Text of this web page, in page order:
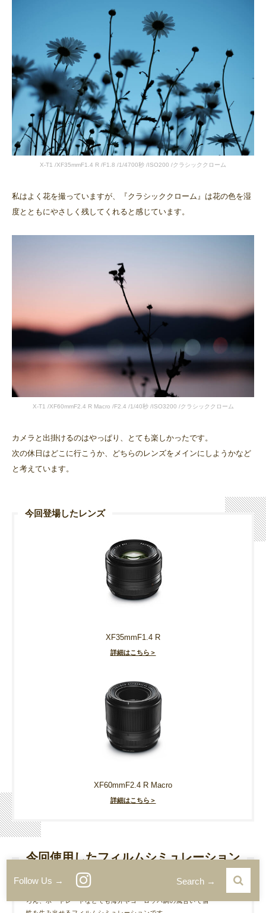
Follow Us → Search →
X-T1 /XF35mmF1.4 R /F1.8 /1/4700秒 /ISO200 /クラシッククローム
私はよく花を撮っていますが、『クラシッククローム』は花の色を湿
度とともにやさしく残してくれると感じています。
X-T1 /XF60mmF2.4 R Macro /F2.4 /1/40秒 /ISO3200 /クラシッククローム
カメラと出掛けるのはやっぱり、とても楽しかったです。
次の休日はどこに行こうか、どちらのレンズをメインにしようかなど
と考えています。
今回登場したレンズ
XF35mmF1.4 R
詳細はこちら＞
XF60mmF2.4 R Macro
詳細はこちら＞
今回使用したフィルムシミュレーション
クラシッククローム
特徴は、硬めの階調と彩度の低さ。ストリートスナップはもち
ろん、ポートレートなどでも海外やヨーロッパ調の風合いで個